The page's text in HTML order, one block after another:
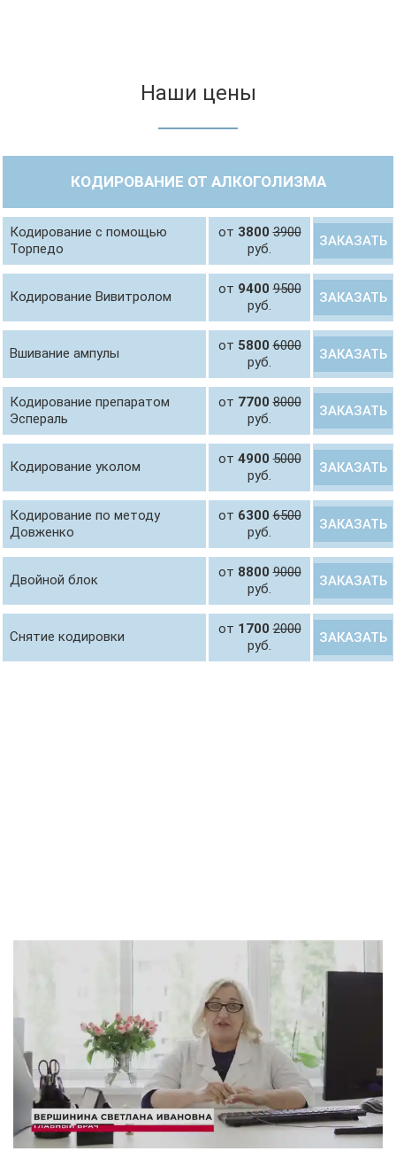
Наши цены
КОДИРОВАНИЕ ОТ АЛКОГОЛИЗМА
Кодирование с помощью
Торпедо
от 38003900
руб.
ЗАКАЗАТЬ
Кодирование Вивитролом от 94009500
руб.
ЗАКАЗАТЬ
Вшивание ампулы от 58006000
руб.
ЗАКАЗАТЬ
Кодирование препаратом
Эспераль
от 77008000
руб.
ЗАКАЗАТЬ
Кодирование уколом от 49005000
руб.
ЗАКАЗАТЬ
Кодирование по методу
Довженко
от 63006500
руб.
ЗАКАЗАТЬ
Двойной блок от 88009000
руб.
ЗАКАЗАТЬ
Снятие кодировки от 17002000
руб.
ЗАКАЗАТЬ